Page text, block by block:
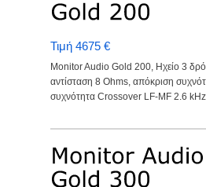
Τιμή 4675 €
Monitor Audio Gold 200, Ηχείο 3
αντίσταση 8 Ohms, απόκριση
συχνότητα Crossover LF-MF 2.6